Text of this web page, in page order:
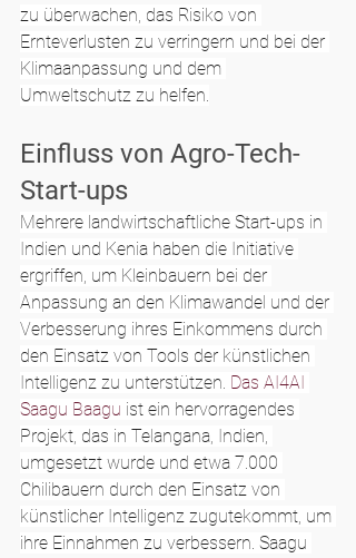
zu überwachen, das Risiko von
Ernteverlusten zu verringern und bei der
Klimaanpassung und dem
Umweltschutz zu helfen.
Einfluss von Agro-Tech-
Start-ups
Mehrere landwirtschaftliche Start-ups in
Indien und Kenia haben die Initiative
ergriffen, um Kleinbauern bei der
Anpassung an den Klimawandel und der
Verbesserung ihres Einkommens durch
den Einsatz von Tools der künstlichen
Intelligenz zu unterstützen. Das AI4AI
Saagu Baagu ist ein hervorragendes
Projekt, das in Telangana, Indien,
umgesetzt wurde und etwa 7.000
Chilibauern durch den Einsatz von
künstlicher Intelligenz zugutekommt, um
ihre Einnahmen zu verbessern. Saagu